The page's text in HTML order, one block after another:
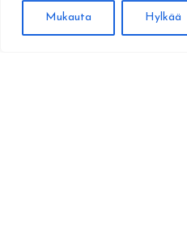
Mukauta Hylkää
Etsi:
Haku